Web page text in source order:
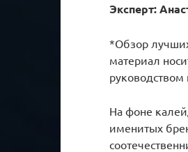
Эксперт:
*Обзор
материал
руководством
На фоне
именитых